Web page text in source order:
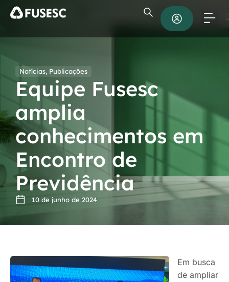
Notícias, Publicações
Equipe Fusesc
amplia
conhecimentos em
Encontro de
Previdência
10 de junho de 2024
Em busca
de ampliar